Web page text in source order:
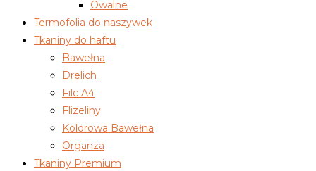
Owalne
Termofolia do naszywek
Tkaniny do haftu
Bawełna
Drelich
Filc A4
Flizeliny
Kolorowa Bawełna
Organza
Tkaniny Premium